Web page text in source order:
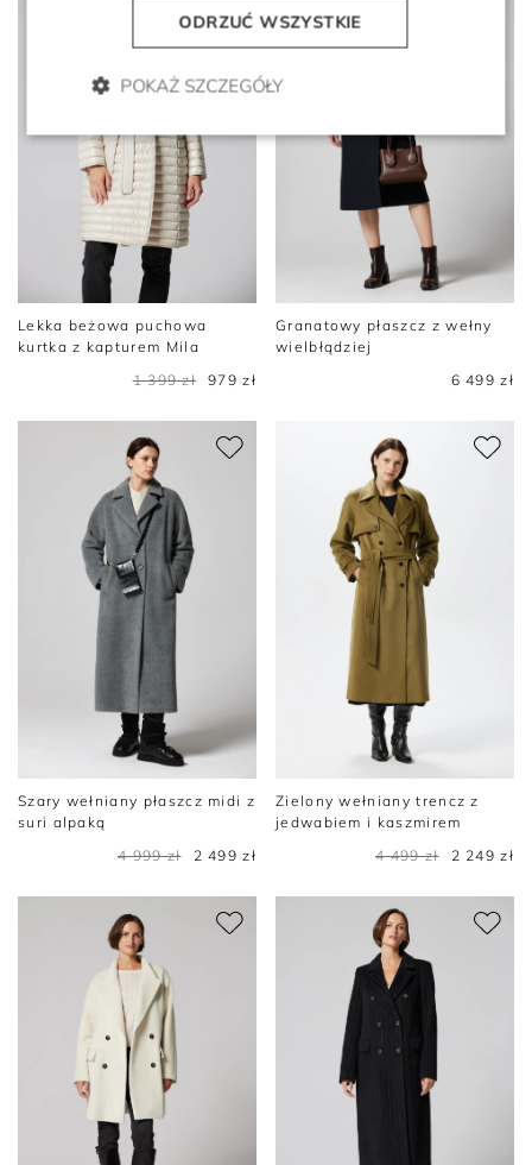
Lekka beżowa puchowa
kurtka z kapturem Mila
1 399 zł
979 zł
Granatowy płaszcz z wełny
wielbłądziej
6 499 zł
Szary wełniany płaszcz midi z
suri alpaką
4 999 zł
2 499 zł
Zielony wełniany trencz z
jedwabiem i kaszmirem
4 499 zł
2 249 zł
ODRZUĆ WSZYSTKIE
POKAŻ SZCZEGÓŁY